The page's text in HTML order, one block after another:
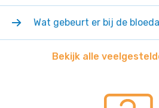
Wat gebeurt er bij de
Bekijk alle